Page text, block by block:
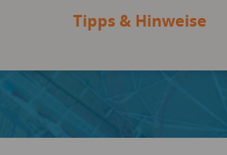
Tipps & Hinweise